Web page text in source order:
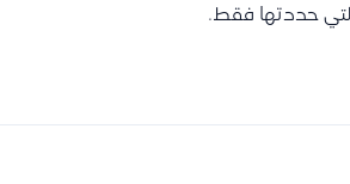
حددتها فقط.